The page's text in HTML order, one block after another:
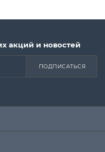
акций и новостей
ПОДПИСАТЬСЯ